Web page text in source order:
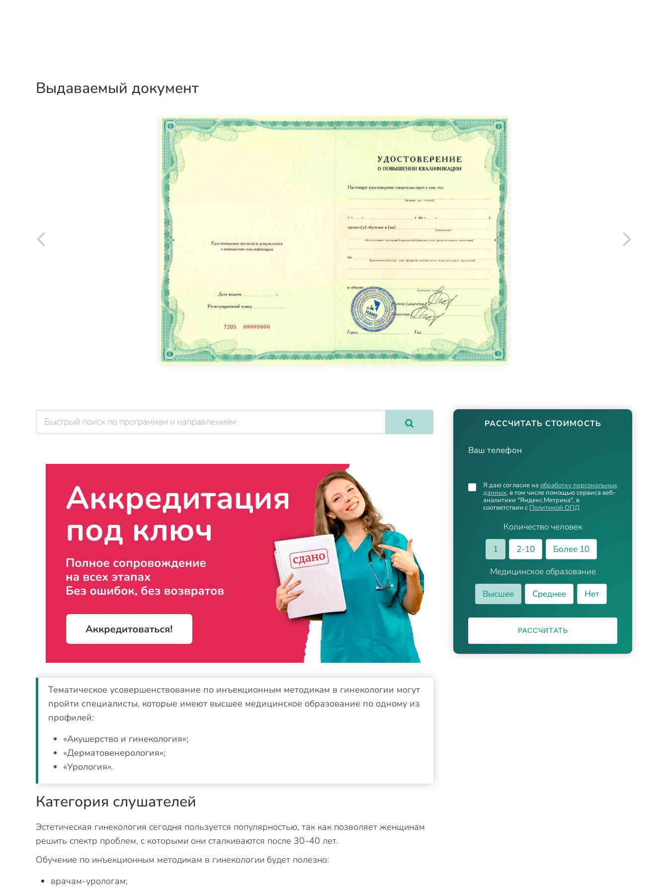
Выдаваемый документ
РАССЧИТАТЬ СТОИМОСТЬ
Ваш телефон
Количество человек
1
2-10
Более 10
Медицинское образование
Высшее
Среднее Нет
Я даю согласие на обработку персональных
данных, в том числе помощью сервиса веб-
аналитики "Яндекс.Метрика", в
соответствии с Политикой ОПД
РАССЧИТАТЬ
Тематическое усовершенствование по инъекционным методикам в гинекологии могут
пройти специалисты, которые имеют высшее медицинское образование по одному из
профилей:
«Акушерство и гинекология»;
«Дерматовенерология»;
«Урология».
Категория слушателей
Эстетическая гинекология сегодня пользуется популярностью, так как позволяет женщинам
решить спектр проблем, с которыми они сталкиваются после 30–40 лет.
Обучение по инъекционным методикам в гинекологии будет полезно:
врачам-урологам;